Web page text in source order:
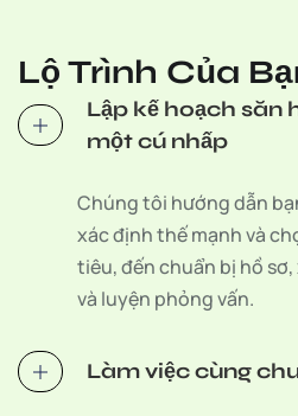
Lộ Trình Của
Lập kế hoạch săn
một cú nhấp
Chúng tôi hướng dẫn
xác định thế mạnh và
tiêu, đến chuẩn bị hồ
và luyện phỏng vấn.
Làm việc cùng